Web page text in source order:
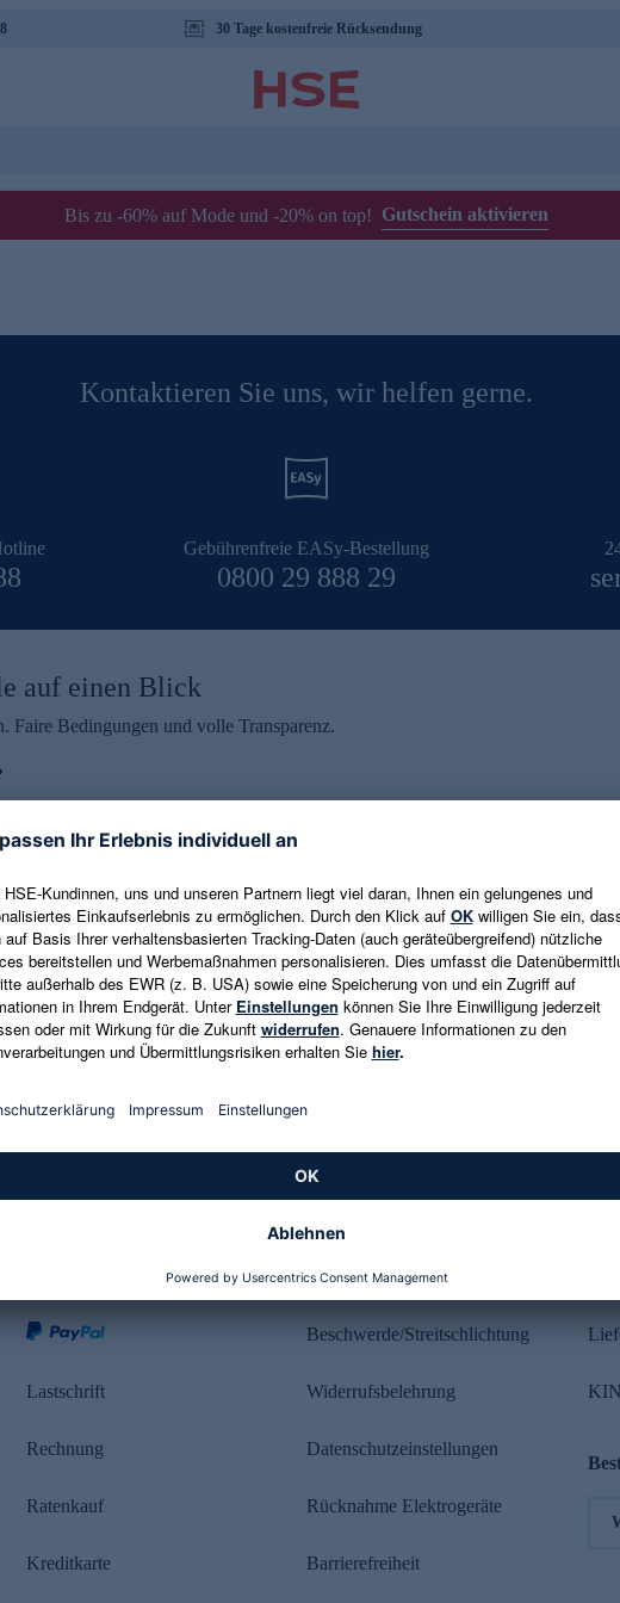
30 Tage kostenfreie Rücksendung
Bis zu -60% auf Mode und -20% on top! Gutschein aktivieren
Kontaktieren Sie uns, wir helfen gerne.
Gebührenfreie EASy-Bestellung
0800 29 888 29
auf einen Blick
Faire Bedingungen und volle Transparenz.
erhalten
und aktuelle Trends,
erhalten. Als Dankeschön
Eine Abmeldung ist jederzeit in
E-Mail-Adresse eingeben
Es gelten die Datenschutzrichtlinien und die
Lastschrift
Rechnung
Ratenkauf
Kreditkarte
Rechtliches
Beschwerde/Streitschlichtung
Widerrufsbelehrung
Datenschutzeinstellungen
Rücknahme Elektrogeräte
Barrierefreiheit